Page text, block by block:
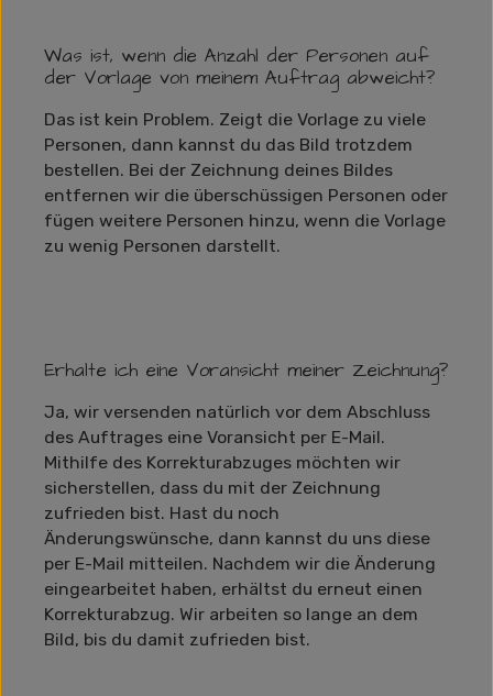
Was ist, wenn die Anzahl der Personen auf
der Vorlage von meinem Auftrag abweicht?
Das ist kein Problem. Zeigt die Vorlage zu viele
Personen, dann kannst du das Bild trotzdem
bestellen. Bei der Zeichnung deines Bildes
entfernen wir die überschüssigen Personen oder
fügen weitere Personen hinzu, wenn die Vorlage
zu wenig Personen darstellt.
Erhalte ich eine Voransicht meiner Zeichnung?
Ja, wir versenden natürlich vor dem Abschluss
des Auftrages eine Voransicht per E-Mail.
Mithilfe des Korrekturabzuges möchten wir
sicherstellen, dass du mit der Zeichnung
zufrieden bist. Hast du noch
Änderungswünsche, dann kannst du uns diese
per E-Mail mitteilen. Nachdem wir die Änderung
eingearbeitet haben, erhältst du erneut einen
Korrekturabzug. Wir arbeiten so lange an dem
Bild, bis du damit zufrieden bist.